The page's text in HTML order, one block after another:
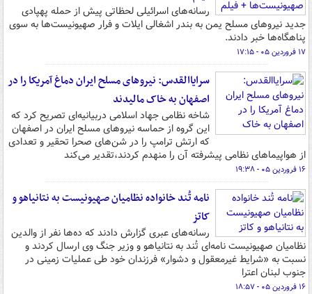
رسانه‌های اسرائیلی لحظاتی پیش از حمله پهپادی
جدید نیروهای مسلح یمن به بندر اشغالی ایلات و فرار صهیونیست‌ها به سوی
پناهگاه‌ها خبر دادند.
۱۷ فروردین ۰۵ - ۱۷:۱۵
سرایاالقدس: نیروهای مسلح ایران دماغ آمریکا را در
اصفهان به خاک مالیدند
شاخه نظامی جهاد اسلامی دربیانیه‌ای تصریح کرد که
این گروه از حماسه نیروهای مسلح ایران در اصفهان
که ارتش ترامپ را در شن‌های صحرا تحقیر و تعدادی
از هواپیماهای نظامی پیشرفته آن را منهدم کردند،تقدیر می‌کند
۱۶ فروردین ۰۵ - ۱۹:۳۸
نامه تُند خانواده نظامیان صهیونیست به نتانیاهو و
کاتز
رسانه‌های عبری گزارش دادند که ده‌ها نفر از والدین
نظامیان صهیونیست نامه‌ای تُند به نتانیاهو و وزیر جنگ وی ارسال کردند و
نسبت به «شرایط غیرمعقول و دشوار» فرزندان خود طی عملیات زمینی در
جنوب لبنان اعترا
۱۶ فروردین ۰۵ - ۱۸:۵۷